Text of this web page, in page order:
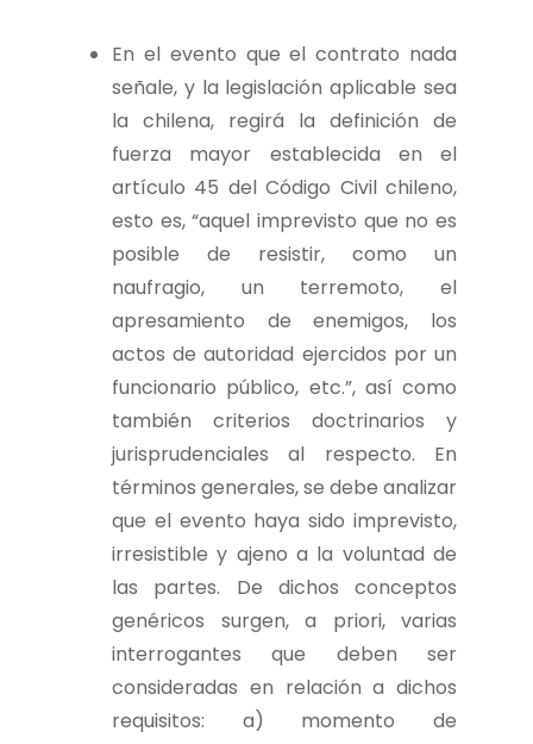
En el evento que el contrato nada
señale, y la legislación aplicable sea
la chilena, regirá la definición de
fuerza mayor establecida en el
artículo 45 del Código Civil chileno,
esto es, “aquel imprevisto que no es
posible de resistir, como un
naufragio, un terremoto, el
apresamiento de enemigos, los
actos de autoridad ejercidos por un
funcionario público, etc.”, así como
también criterios doctrinarios y
jurisprudenciales al respecto. En
términos generales, se debe analizar
que el evento haya sido imprevisto,
irresistible y ajeno a la voluntad de
las partes. De dichos conceptos
genéricos surgen, a priori, varias
interrogantes que deben ser
consideradas en relación a dichos
requisitos: a) momento de